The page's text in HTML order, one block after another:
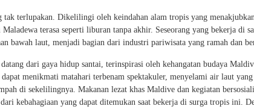
tak terlupakan. Dikelilingi oleh keindahan alam tropis yang
terasa seperti liburan tanpa akhir. Seseorang yang bekerja di
bawah laut, menjadi bagian dari industri pariwisata yang ramah dan
dari gaya hidup santai, terinspirasi oleh kehangatan budaya
menikmati matahari terbenam spektakuler, menyelami air laut
di sekelilingnya. Makanan lezat khas Maldive dan kegiatan
kebahagiaan yang dapat ditemukan saat bekerja di surga tropis ini.